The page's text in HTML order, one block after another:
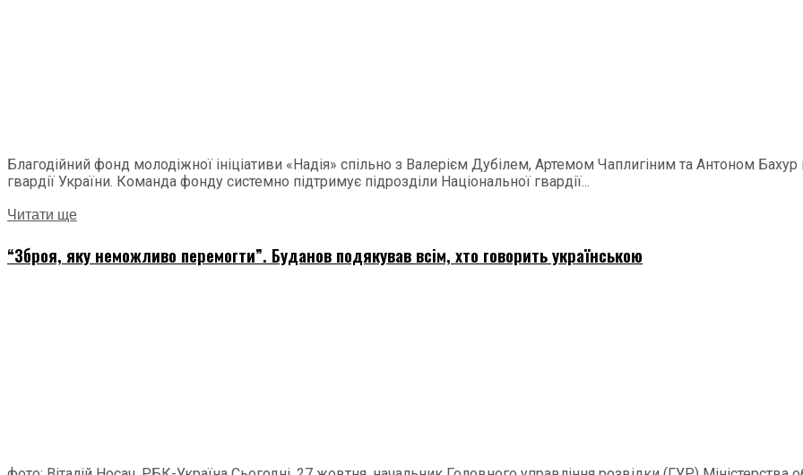
Благодійний фонд молодіжної ініціативи «Надія» спільно з Валерієм Дубілем, Артемом Чаплигіним та Антоном
гвардії України. Команда фонду системно підтримує підрозділи Національної гвардії...
Читати ще
“Зброя, яку неможливо перемогти”. Буданов подякував всім, хто говорить українською